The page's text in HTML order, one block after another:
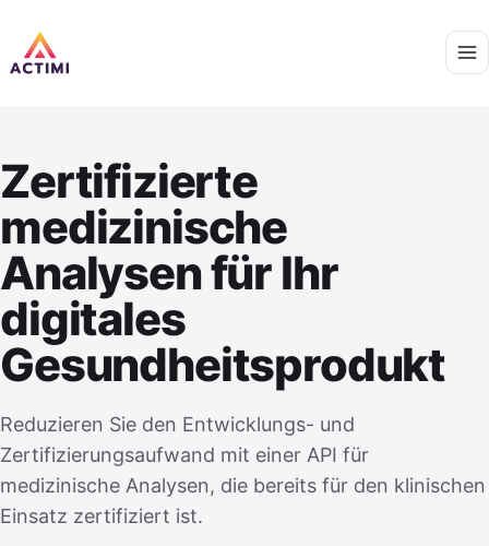
Zertifizierte
medizinische
Analysen für Ihr
digitales
Gesundheitsprodukt
Reduzieren Sie den Entwicklungs- und
Zertifizierungsaufwand mit einer API für
medizinische Analysen, die bereits für den klinischen
Einsatz zertifiziert ist.